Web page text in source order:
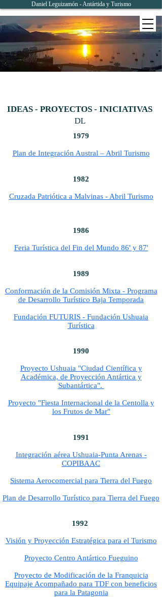
Daniel Leguizamón - Antártida y Turismo
IDEAS - PROYECTOS - INICIATIVAS
DL
1979
Plan de Integración Austral – Abril Turismo
1982
Cruzada Patriótica a Malvinas - Abril Turismo
1986
Feria Turística del Fin del Mundo 86' y 87'
1989
Conformación de la Comisión Mixta - Programa
de Desarrollo Turístico Baja Temporada​
Fundación FUTURIS - Fundación Ushuaia
Turística
1990
Proyecto Ushuaia "Ciudad Científica y
Académica, de Proyección Antártica y
Subantártica".
Proyecto "Fiesta Internacional de la Centolla y
los Frutos de Mar"
1991
Integración aérea Ushuaia-Punta Arenas -
COPIBAAC
Sistema Aerocomercial para Tierra del Fuego
Plan de Desarrollo Turístico para Tierra del Fuego
1992
Visión y Proyección Estratégica para el Turismo
Proyecto Centro Antártico Fueguino
Proyecto de Modificación de la Franquicia
Equipaje Acompañado para TDF con beneficios
para la Patagonia